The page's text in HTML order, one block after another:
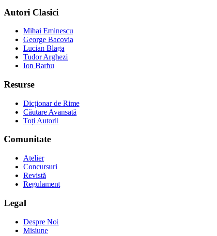
Autori Clasici
Mihai Eminescu
George Bacovia
Lucian Blaga
Tudor Arghezi
Ion Barbu
Resurse
Dicționar de Rime
Căutare Avansată
Toți Autorii
Comunitate
Atelier
Concursuri
Revistă
Regulament
Legal
Despre Noi
Misiune